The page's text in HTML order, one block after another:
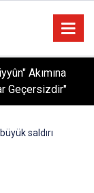
Akımına
Geçersizdir"
saldırı